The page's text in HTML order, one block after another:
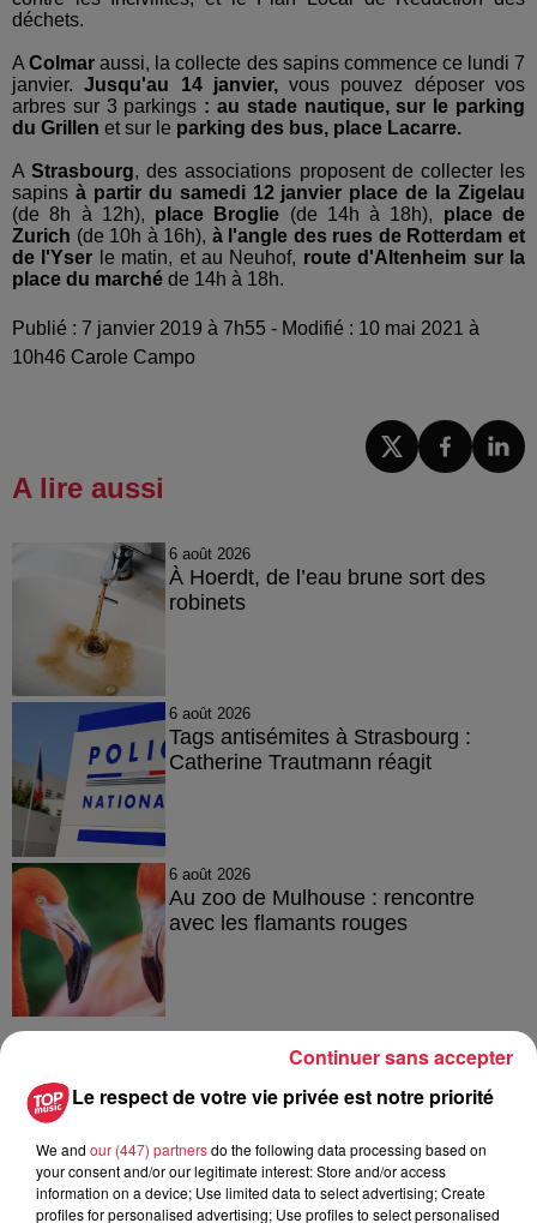
déchets.
AColmar aussi, la collecte des sapins commence ce lundi 7
janvier. Jusqu'au 14 janvier,vous pouvez déposer vos
arbres sur 3 parkings : au stade nautique, sur le parking
du Grillen et sur le parking des bus, place Lacarre.
AStrasbourg, des associations proposent de collecter les
sapins à partir du samedi 12 janvier place de la Zigelau
(de 8h à 12h), p lace Broglie (de 14h à 18h), place de
Zurich (de 10h à 16h), à l'angle des rues de Rotterdam et
de l'Yser le matin, et au Neuhof, route d'Altenheim sur la
place du marché de 14h à 18h.
Publié : 7 janvier 2019 à 7h55 - Modifié : 10 mai 2021 à
10h46 Carole Campo
A lire aussi
6 août 2026
À Hoerdt, de l’eau brune sort des
robinets
6 août 2026
Tags antisémites à Strasbourg :
Catherine Trautmann réagit
6 août 2026
Au zoo de Mulhouse : rencontre
avec les flamants rouges
À découvrir également
Le respect de votre vie privée est notre priorité
We and our (447) partnersdo the following data processing based on
your consent and/or our legitimate interest: Store and/or access
information on a device; Use limited data to select advertising; Create
profiles for personalised advertising; Use profiles to select personalised
Continuer sans accepter